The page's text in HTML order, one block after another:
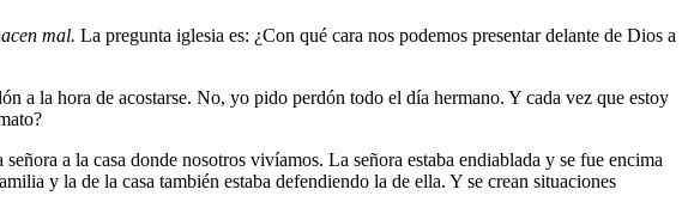
mal. La pregunta iglesia es: ¿Con qué cara nos podemos presentar delante de Dios a
a la hora de acostarse. No, yo pido perdón todo el día hermano. Y cada vez que estoy
a la casa donde nosotros vivíamos. La señora estaba endiablada y se fue encima
y la de la casa también estaba defendiendo la de ella. Y se crean situaciones